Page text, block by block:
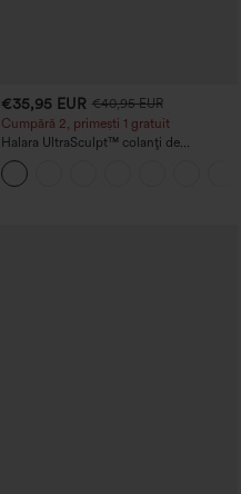
€35,95 EUR €40,95 EUR
Cumpără 2, primești 1 gratuit
Halara UltraSculpt™ colanți de
antrenament cu talie înaltă, design
„scrunch” pentru ridicarea feselor,
control abdominal, buzunar și efect de